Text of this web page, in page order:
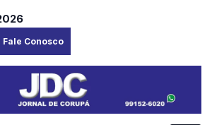
Fale Conosco